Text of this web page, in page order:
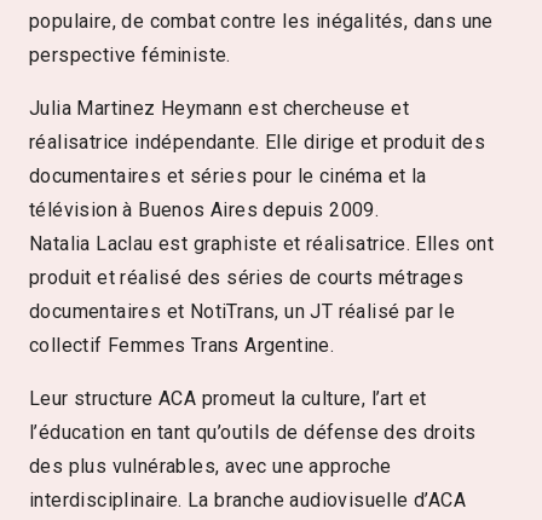
populaire, de combat contre les inégalités, dans une
perspective féministe.
Julia Martinez Heymann est chercheuse et
réalisatrice indépendante. Elle dirige et produit des
documentaires et séries pour le cinéma et la
télévision à Buenos Aires depuis 2009.
Natalia Laclau est graphiste et réalisatrice. Elles ont
produit et réalisé des séries de courts métrages
documentaires et NotiTrans, un JT réalisé par le
collectif Femmes Trans Argentine.
Leur structure ACA promeut la culture, l’art et
l’éducation en tant qu’outils de défense des droits
des plus vulnérables, avec une approche
interdisciplinaire. La branche audiovisuelle d’ACA